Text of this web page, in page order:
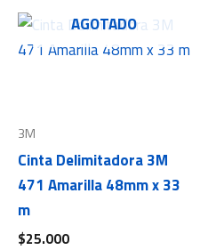
AGOTADO
3M
Cinta Delimitadora 3M
471 Amarilla 48mm x 33
m
$25.000